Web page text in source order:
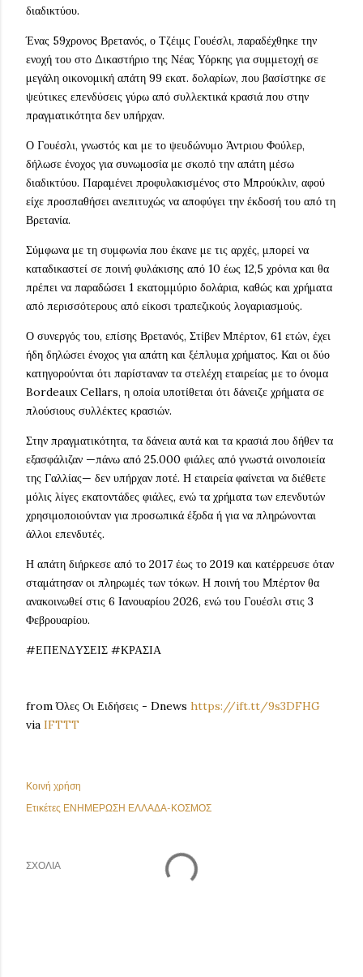
διαδικτύου.
Ένας 59χρονος Βρετανός, ο Τζέιμς Γουέσλι, παραδέχθηκε την
ενοχή του στο Δικαστήριο της Νέας Υόρκης για συμμετοχή σε
μεγάλη οικονομική απάτη 99 εκατ. δολαρίων, που βασίστηκε σε
ψεύτικες επενδύσεις γύρω από συλλεκτικά κρασιά που στην
πραγματικότητα δεν υπήρχαν.
Ο Γουέσλι, γνωστός και με το ψευδώνυμο Άντριου Φούλερ,
δήλωσε ένοχος για συνωμοσία με σκοπό την απάτη μέσω
διαδικτύου. Παραμένει προφυλακισμένος στο Μπρούκλιν, αφού
είχε προσπαθήσει ανεπιτυχώς να αποφύγει την έκδοσή του από τη
Βρετανία.
Σύμφωνα με τη συμφωνία που έκανε με τις αρχές, μπορεί να
καταδικαστεί σε ποινή φυλάκισης από 10 έως 12,5 χρόνια και θα
πρέπει να παραδώσει 1 εκατομμύριο δολάρια, καθώς και χρήματα
από περισσότερους από είκοσι τραπεζικούς λογαριασμούς.
Ο συνεργός του, επίσης Βρετανός, Στίβεν Μπέρτον, 61 ετών, έχει
ήδη δηλώσει ένοχος για απάτη και ξέπλυμα χρήματος. Και οι δύο
κατηγορούνται ότι παρίσταναν τα στελέχη εταιρείας με το όνομα
Bordeaux Cellars, η οποία υποτίθεται ότι δάνειζε χρήματα σε
πλούσιους συλλέκτες κρασιών.
Στην πραγματικότητα, τα δάνεια αυτά και τα κρασιά που δήθεν τα
εξασφάλιζαν —πάνω από 25.000 φιάλες από γνωστά οινοποιεία
της Γαλλίας— δεν υπήρχαν ποτέ. Η εταιρεία φαίνεται να διέθετε
μόλις λίγες εκατοντάδες φιάλες, ενώ τα χρήματα των επενδυτών
χρησιμοποιούνταν για προσωπικά έξοδα ή για να πληρώνονται
άλλοι επενδυτές.
Η απάτη διήρκεσε από το 2017 έως το 2019 και κατέρρευσε όταν
σταμάτησαν οι πληρωμές των τόκων. Η ποινή του Μπέρτον θα
ανακοινωθεί στις 6 Ιανουαρίου 2026, ενώ του Γουέσλι στις 3
Φεβρουαρίου.
#ΕΠΕΝΔΥΣΕΙΣ #ΚΡΑΣΙΑ
from Όλες Οι Ειδήσεις - Dnews https://ift.tt/9s3DFHG
via IFTTT
Κοινή χρήση
Ετικέτες ΕΝΗΜΕΡΩΣΗ ΕΛΛΑΔΑ-ΚΟΣΜΟΣ
ΣΧΌΛΙΑ